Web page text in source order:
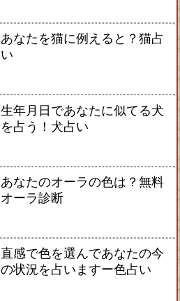
あなたを猫に例えると？猫占
い
生年月日であなたに似てる犬
を占う！犬占い
あなたのオーラの色は？無料
オーラ診断
直感で色を選んであなたの今
の状況を占いますー色占い